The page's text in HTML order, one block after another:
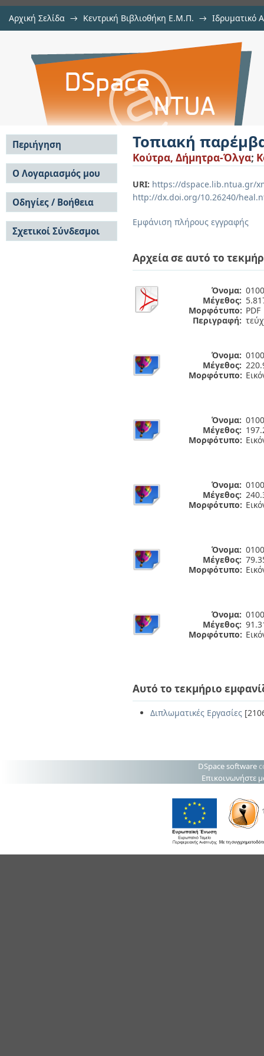
Αρχική Σελίδα → Κεντρική Βιβλιοθήκη Ε.Μ.Π. → Ιδρυματικό
Τοπιακή παρέμβαση στο κέντρο
Τοπιακή
Κούτρα, Δήμητρα-Όλγα;
URI: https://dspace.lib.ntua.gr/
http://dx.doi.org/10.26240/
Εμφάνιση πλήρους εγγραφής
Αρχεία σε αυτό το
Όνομα:
Μέγεθος:
Μορφότυπο: PDF
Περιγραφή:
Όνομα:
Μέγεθος:
Μορφότυπο:
Όνομα:
Μέγεθος:
Μορφότυπο:
Όνομα:
Μέγεθος:
Μορφότυπο:
Όνομα:
Μέγεθος:
Μορφότυπο:
Όνομα:
Μέγεθος:
Μορφότυπο:
Αυτό το τεκμήριο
Διπλωματικές Εργασίες
Περιήγηση
Σε όλο το DSpace
Κοινότητες & Συλλογές
Ανά Ημερομηνία
Έκδοσης
Συγγραφείς
Τίτλοι
Θέματα
Ο Λογαριασμός μου
Σύνδεση
Εγγραφή
Οδηγίες / Βοήθεια
Οδηγίες Υποβολής
Οδηγίες Χρήσης ΙΑ
Συχνές Ερωτήσεις
Σχετικοί Σύνδεσμοι
DSpace software
Επικοινωνήστε